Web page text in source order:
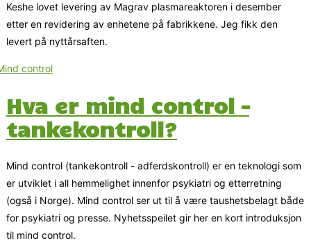
Keshe lovet levering av Magrav plasmareaktoren i desember
etter en revidering av enhetene på fabrikkene. Jeg fikk den
levert på nyttårsaften.
Hva er mind control –
tankekontroll?
Mind control (tankekontroll - adferdskontroll) er en teknologi som
er utviklet i all hemmelighet innenfor psykiatri og etterretning
(også i Norge). Mind control ser ut til å være taushetsbelagt både
for psykiatri og presse. Nyhetsspeilet gir her en kort introduksjon
til mind control.